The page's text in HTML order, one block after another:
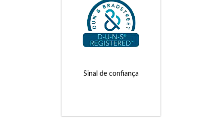
Sinal de confiança